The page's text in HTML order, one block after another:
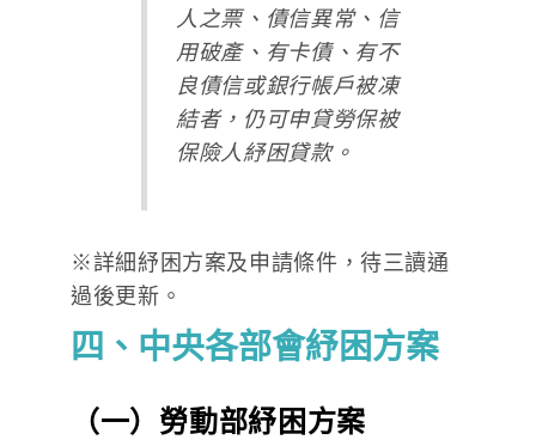
人之票、債信異常、信
用破產、有卡債、有不
良債信或銀行帳戶被凍
結者，仍可申貸勞保被
保險人紓困貸款。
※詳細紓困方案及申請條件，待三讀通
過後更新。
四、中央各部會紓困方案
（一）勞動部紓困方案